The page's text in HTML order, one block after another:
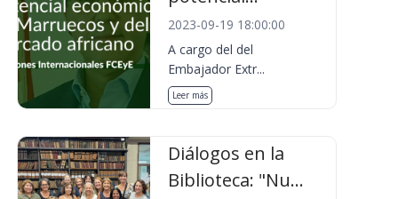
2023-09-19 18:00:00
A cargo del del
Embajador Extr...
Leer más
Diálogos en la
Biblioteca: "Nu...